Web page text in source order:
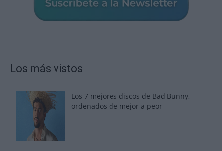
Los más vistos
Los 7 mejores discos de Bad Bunny,
ordenados de mejor a peor